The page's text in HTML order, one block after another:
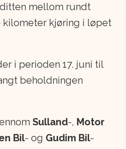
mellom rundt
kilometer kjøring i løpet
i perioden 17. juni til
beholdningen
Sulland-, Motor
Bil- og Gudim Bil-